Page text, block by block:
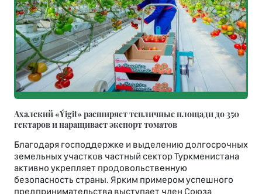
Ахалский «Ýigit» расширяет тепличные площади до 350
гектаров и наращивает экспорт томатов
Благодаря господдержке и выделению долгосрочных
земельных участков частный сектор Туркменистана
активно укрепляет продовольственную
безопасность страны. Ярким примером успешного
предпринимательства выступает член Союза